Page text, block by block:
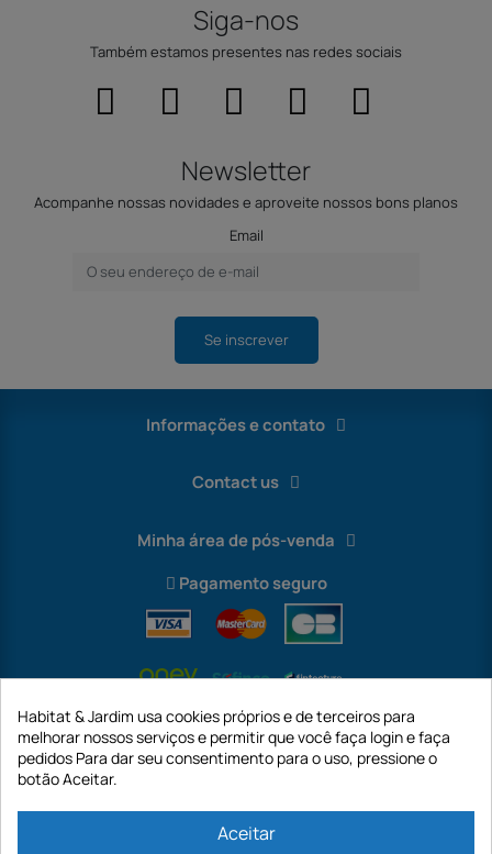
Siga-nos
Também estamos presentes nas redes sociais
Newsletter
Acompanhe nossas novidades e aproveite nossos bons planos
Email
Se inscrever
Informações e contato
Contact us
Minha área de pós-venda
Pagamento seguro
Habitat & Jardim usa cookies próprios e de terceiros para
melhorar nossos serviços e permitir que você faça login e faça
pedidos Para dar seu consentimento para o uso, pressione o
botão Aceitar.
Aceitar